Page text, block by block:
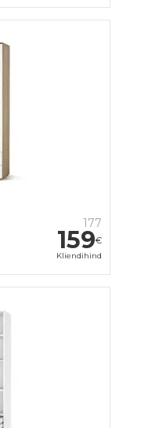
177
159€
Kliendihind